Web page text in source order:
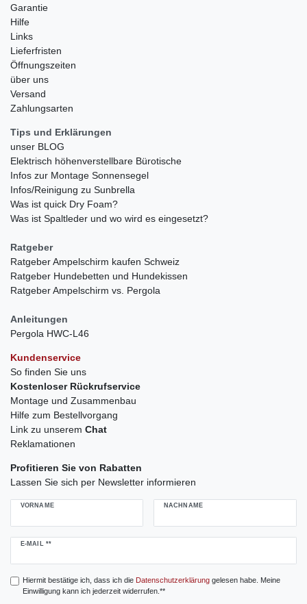
Garantie
Hilfe
Links
Lieferfristen
Öffnungszeiten
über uns
Versand
Zahlungsarten
Tips und Erklärungen
unser BLOG
Elektrisch höhenverstellbare Bürotische
Infos zur Montage Sonnensegel
Infos/Reinigung zu Sunbrella
Was ist quick Dry Foam?
Was ist Spaltleder und wo wird es eingesetzt?
Ratgeber
Ratgeber Ampelschirm kaufen Schweiz
Ratgeber Hundebetten und Hundekissen
Ratgeber Ampelschirm vs. Pergola
Anleitungen
Pergola HWC-L46
Kundenservice
So finden Sie uns
Kostenloser Rückrufservice
Montage und Zusammenbau
Hilfe zum Bestellvorgang
Link zu unserem Chat
Reklamationen
Profitieren Sie von Rabatten
Lassen Sie sich per Newsletter informieren
VORNAME NACHNAME
E-MAIL **
Newsletter
Hiermit bestätige ich, dass ich die Daten­schutz­erklärunggelesen habe. Meine
Einwilligung kann ich jederzeit widerrufen.**